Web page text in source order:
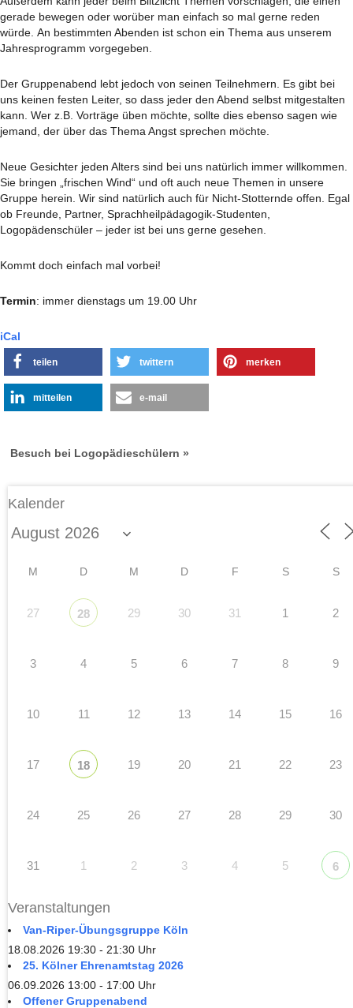
gerade bewegen oder worüber man einfach so mal gerne reden
würde. An bestimmten Abenden ist schon ein Thema aus unserem
Jahresprogramm vorgegeben.
Der Gruppenabend lebt jedoch von seinen Teilnehmern. Es gibt bei
uns keinen festen Leiter, so dass jeder den Abend selbst mitgestalten
kann. Wer z.B. Vorträge üben möchte, sollte dies ebenso sagen wie
jemand, der über das Thema Angst sprechen möchte.
Neue Gesichter jeden Alters sind bei uns natürlich immer willkommen.
Sie bringen „frischen Wind“ und oft auch neue Themen in unsere
Gruppe herein. Wir sind natürlich auch für Nicht-Stotternde offen. Egal
ob Freunde, Partner, Sprachheilpädagogik-Studenten,
Logopädenschüler – jeder ist bei uns gerne gesehen.
Kommt doch einfach mal vorbei!
Termin: immer dienstags um 19.00 Uhr
iCal
teilen twittern merken
mitteilen e-mail
Besuch bei Logopädieschülern »
Kalender
M D M D F S S
27 28 29 30 31 1 2
3 4 5 6 7 8 9
10 11 12 13 14 15 16
17 18 19 20 21 22 23
24 25 26 27 28 29 30
31 1 2 3 4 5 6
Veranstaltungen
Van-Riper-Übungsgruppe Köln
18.08.2026 19:30 - 21:30 Uhr
25. Kölner Ehrenamtstag 2026
06.09.2026 13:00 - 17:00 Uhr
Offener Gruppenabend